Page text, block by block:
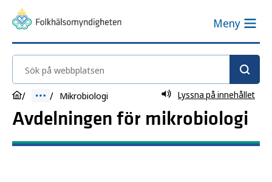
Meny
Sök på webbplatsen
Mikrobiologi Lyssna på innehållet
Avdelningen för mikrobiologi